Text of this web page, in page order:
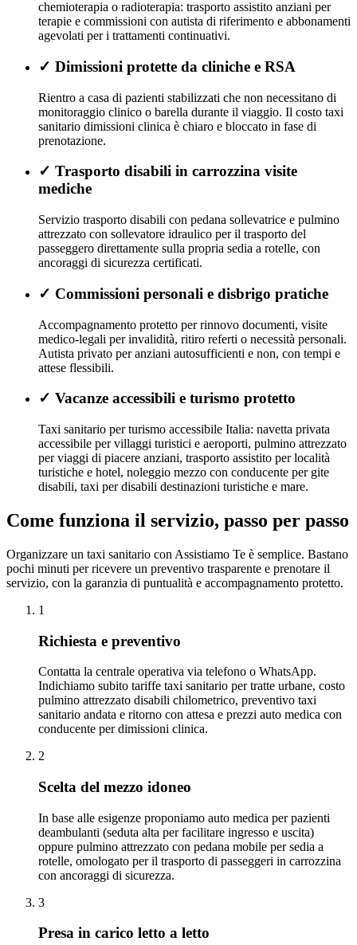
chemioterapia o radioterapia: trasporto assistito anziani per
terapie e commissioni con autista di riferimento e abbonamenti
agevolati per i trattamenti continuativi.
✓ Dimissioni protette da cliniche e RSA
Rientro a casa di pazienti stabilizzati che non necessitano di
monitoraggio clinico o barella durante il viaggio. Il costo taxi
sanitario dimissioni clinica è chiaro e bloccato in fase di
prenotazione.
✓ Trasporto disabili in carrozzina visite
mediche
Servizio trasporto disabili con pedana sollevatrice e pulmino
attrezzato con sollevatore idraulico per il trasporto del
passeggero direttamente sulla propria sedia a rotelle, con
ancoraggi di sicurezza certificati.
✓ Commissioni personali e disbrigo pratiche
Accompagnamento protetto per rinnovo documenti, visite
medico-legali per invalidità, ritiro referti o necessità personali.
Autista privato per anziani autosufficienti e non, con tempi e
attese flessibili.
✓ Vacanze accessibili e turismo protetto
Taxi sanitario per turismo accessibile Italia: navetta privata
accessibile per villaggi turistici e aeroporti, pulmino attrezzato
per viaggi di piacere anziani, trasporto assistito per località
turistiche e hotel, noleggio mezzo con conducente per gite
disabili, taxi per disabili destinazioni turistiche e mare.
Come funziona il servizio, passo per passo
Organizzare un taxi sanitario con Assistiamo Te è semplice. Bastano
pochi minuti per ricevere un preventivo trasparente e prenotare il
servizio, con la garanzia di puntualità e accompagnamento protetto.
1
Richiesta e preventivo
Contatta la centrale operativa via telefono o WhatsApp.
Indichiamo subito tariffe taxi sanitario per tratte urbane, costo
pulmino attrezzato disabili chilometrico, preventivo taxi
sanitario andata e ritorno con attesa e prezzi auto medica con
conducente per dimissioni clinica.
2
Scelta del mezzo idoneo
In base alle esigenze proponiamo auto medica per pazienti
deambulanti (seduta alta per facilitare ingresso e uscita)
oppure pulmino attrezzato con pedana mobile per sedia a
rotelle, omologato per il trasporto di passeggeri in carrozzina
con ancoraggi di sicurezza.
3
Presa in carico letto a letto